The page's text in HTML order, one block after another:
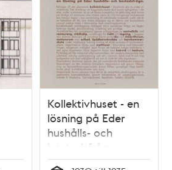
Kollektivhuset - en
lösning på Eder
hushålls- och
bostadsfråga